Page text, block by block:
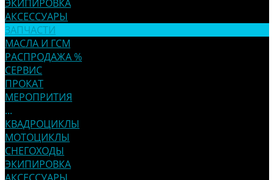
ЭКИПИРОВКА
АКСЕССУАРЫ
ЗАПЧАСТИ
МАСЛА И ГСМ
РАСПРОДАЖА %
СЕРВИС
ПРОКАТ
МЕРОПРИТИЯ
...
КВАДРОЦИКЛЫ
МОТОЦИКЛЫ
СНЕГОХОДЫ
ЭКИПИРОВКА